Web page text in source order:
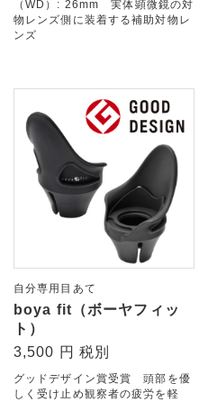
（WD）: 26mm 実体顕微鏡の対
物レンズ側に装着する補助対物レ
ンズ
自分専用目あて
boya fit（ボーヤフィッ
ト）
3,500 円 税別
グッドデザイン賞受賞 頭部を優
しく受け止め観察者の疲労を軽